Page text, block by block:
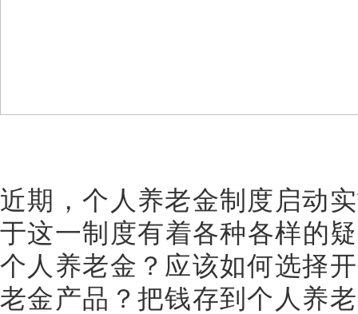
近期，个人养老金制度启动
于这一制度有着各种各样的
个人养老金？应该如何选择
老金产品？把钱存到个人养